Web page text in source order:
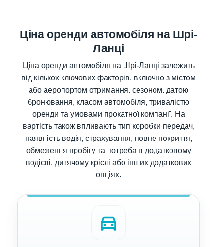
Ціна оренди автомобіля на Шрі-
Ланці
Ціна оренди автомобіля на Шрі-Ланці залежить
від кількох ключових факторів, включно з містом
або аеропортом отримання, сезоном, датою
бронювання, класом автомобіля, тривалістю
оренди та умовами прокатної компанії. На
вартість також впливають тип коробки передач,
наявність водія, страхування, повне покриття,
обмеження пробігу та потреба в додатковому
водієві, дитячому кріслі або інших додаткових
опціях.
directions_car